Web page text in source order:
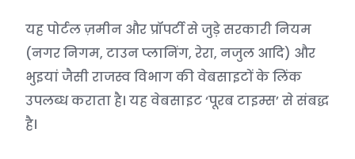
यह पोर्टल ज़मीन और प्रॉपर्टी से जुड़े सरकारी नियम
(नगर निगम, टाउन प्लानिंग, रेरा, नजुल आदि) और
भुइयां जैसी राजस्व विभाग की वेबसाइटों के लिंक
उपलब्ध कराता है। यह वेबसाइट ‘पूरब टाइम्स’ से संबद्ध
है।